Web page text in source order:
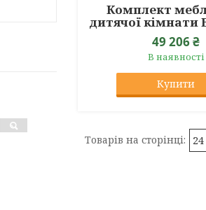
Комплект
дитячої кімнати
49 206 ₴
В наявності
Купити